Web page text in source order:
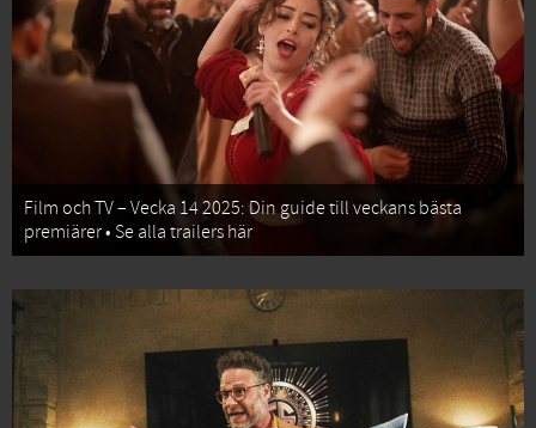
Film och TV – Vecka 14 2025: Din guide till veckans bästa
premiärer • Se alla trailers här